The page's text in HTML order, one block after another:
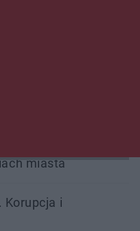
miasta
Korupcja i